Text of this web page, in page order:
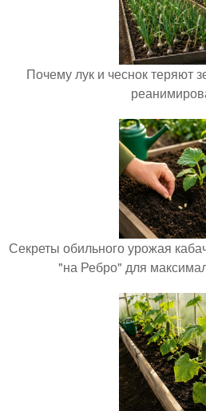
Почему лук и чеснок теряют
Секреты обильного урожая
"на Ребро" для